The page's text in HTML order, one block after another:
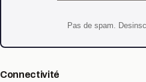
Pas de spam.
Connectivité